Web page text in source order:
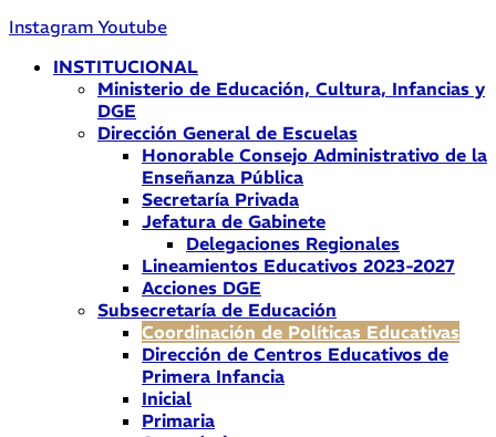
Instagram Youtube
INSTITUCIONAL
Ministerio de Educación, Cultura, Infancias y
DGE
Dirección General de Escuelas
Honorable Consejo Administrativo de la
Enseñanza Pública
Secretaría Privada
Jefatura de Gabinete
Delegaciones Regionales
Lineamientos Educativos 2023-2027
Acciones DGE
Subsecretaría de Educación
Coordinación de Políticas Educativas
Dirección de Centros Educativos de
Primera Infancia
Inicial
Primaria